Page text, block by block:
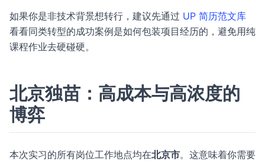
如果你是非技术背景想转行，建议先通过 UP 简历范文库
看看同类转型的成功案例是如何包装项目经历的，避免用纯
课程作业去硬碰硬。
北京独苗：高成本与高浓度的
博弈
本次实习的所有岗位工作地点均在北京市。这意味着你需要